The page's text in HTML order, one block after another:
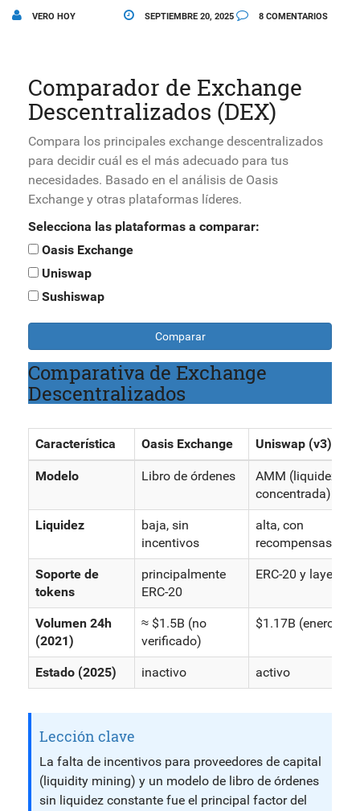
VERO HOY SEPTIEMBRE 20, 2025 8 COMENTARIOS
Comparador de Exchange
Descentralizados (DEX)
Compara los principales exchange descentralizados
para decidir cuál es el más adecuado para tus
necesidades. Basado en el análisis de Oasis
Exchange y otras plataformas líderes.
Selecciona las plataformas a comparar:
Oasis Exchange
Uniswap
Sushiswap
Comparar
Comparativa de Exchange
Descentralizados
Característica Oasis Exchange Uniswap (v3)
Modelo Libro de órdenes
AMM (liquidez
concentrada)
Liquidez
baja, sin
incentivos
alta, con
recompensas
Soporte de
tokens
principalmente
ERC-20
ERC-20 y layer-2
Volumen 24h
(2021)
≈ $1.5B (no
verificado)
$1.17B (enero
Estado (2025) inactivo activo
Lección clave
La falta de incentivos para proveedores de capital
(liquidity mining) y un modelo de libro de órdenes
sin liquidez constante fue el principal factor del